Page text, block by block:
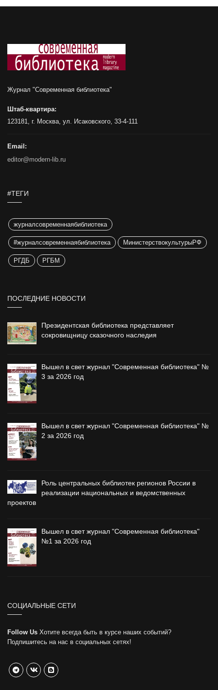
Журнал "Современная библиотека"
Штаб-квартира:
123181, г. Москва, ул. Исаковского, 33-4-111
Email:
editor@modern-lib.ru
#ТЕГИ
журналсовременнаябиблиотека
#журналсовременнаябиблиотека МинистерствокультурыРФ
РГДБ РГБМ
ПОСЛЕДНИЕ НОВОСТИ
Президентская библиотека представляет
сокровищницу сказочного наследия
Вышел в свет журнал "Современная библиотека" №
3 за 2026 год
Вышел в свет журнал "Современная библиотека" №
2 за 2026 год
Роль центральных библиотек регионов России в
реализации национальных и ведомственных
проектов
Вышел в свет журнал "Современная библиотека"
№1 за 2026 год
СОЦИАЛЬНЫЕ СЕТИ
Follow Us Хотите всегда быть в курсе наших событий?
Подпишитесь на нас в социальных сетях!